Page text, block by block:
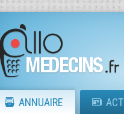
ANNUAIRE